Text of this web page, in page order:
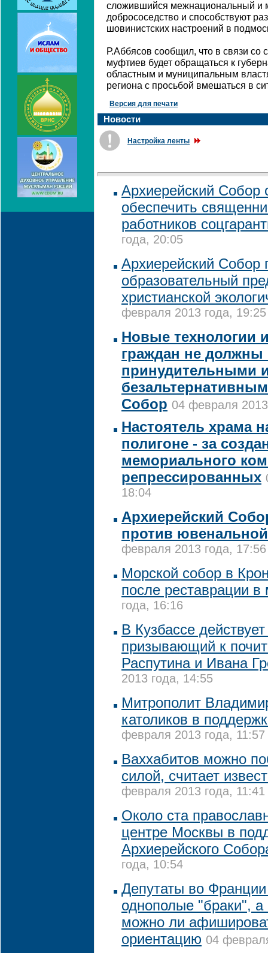
сложившийся межнациональный и
добрососедство и способствуют
шовинистских настроений в
Р.Аббясов сообщил, что в связи со
муфтиев будет обращаться к
областным и муниципальным
региона с просьбой вмешаться в
Версия для печати
Новости
Настройка ленты
Архиерейский Собор
обеспечить
работников
года, 20:05
Архиерейский Собор
образовательный
христианской
февраля 2013 года, 19:25
Новые технологии
граждан не
принудительными
Собор 04 февраля
Настоятель храма
полигоне - за
мемориального
репрессированных
18:04
Архиерейский
против
февраля 2013 года, 17:56
Морской собор в
после реставрации в
года, 16:16
В Кузбассе
призывающий к
Распутина и Ивана
2013 года, 14:55
Митрополит
католиков в
февраля 2013 года, 11:57
Ваххабитов можно
силой, считает
февраля 2013 года, 11:41
Около ста
центре Москвы в
Архиерейского
года, 10:54
Депутаты во
однополые "браки", а
можно ли
ориентацию 04